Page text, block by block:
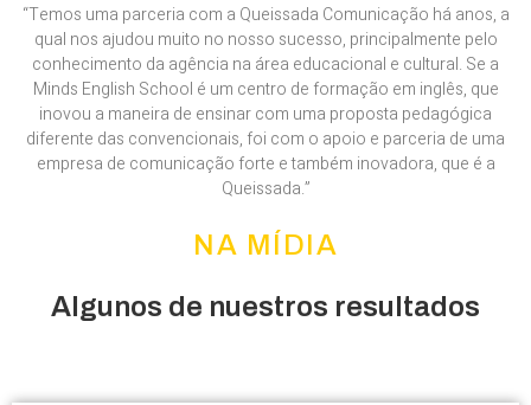
“Temos uma parceria com a Queissada Comunicação há anos, a
qual nos ajudou muito no nosso sucesso, principalmente pelo
conhecimento da agência na área educacional e cultural. Se a
Minds English School é um centro de formação em inglês, que
inovou a maneira de ensinar com uma proposta pedagógica
diferente das convencionais, foi com o apoio e parceria de uma
empresa de comunicação forte e também inovadora, que é a
Queissada.”
NA MÍDIA
Algunos de nuestros resultados